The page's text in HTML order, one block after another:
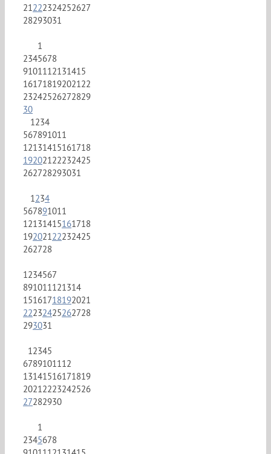
21 222324252627
28293031
1
2345678
91011 12131415
161718192021 22
23242526272829
30
1 234
567891011
12131415161718
192021 22232425
262728293031
1 234
567891011
12131415161718
192021 22232425
262728
1 234567
891011 121314
15161718192021
22232425262728
293031
1 2345
67891011 12
13141516171819
2021 2223242526
27282930
1
2345678